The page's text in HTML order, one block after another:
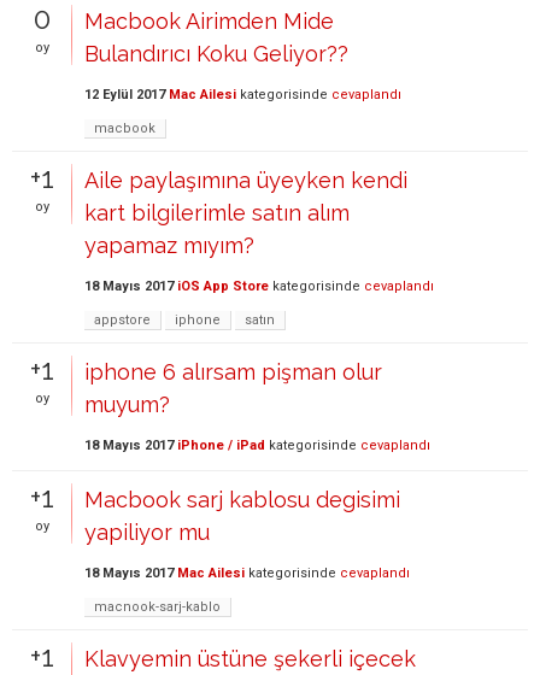
0
oy
Macbook Airimden Mide
Bulandırıcı Koku Geliyor??
12 Eylül 2017 Mac Ailesi kategorisinde cevaplandı
macbook
+1
oy
Aile paylaşımına üyeyken kendi
kart bilgilerimle satın alım
yapamaz mıyım?
18 Mayıs 2017 iOS App Store kategorisinde cevaplandı
appstore iphone satın
+1
oy
iphone 6 alırsam pişman olur
muyum?
18 Mayıs 2017 iPhone / iPad kategorisinde cevaplandı
+1
oy
Macbook sarj kablosu degisimi
yapiliyor mu
18 Mayıs 2017 Mac Ailesi kategorisinde cevaplandı
macnook-sarj-kablo
+1
Klavyemin üstüne şekerli içecek